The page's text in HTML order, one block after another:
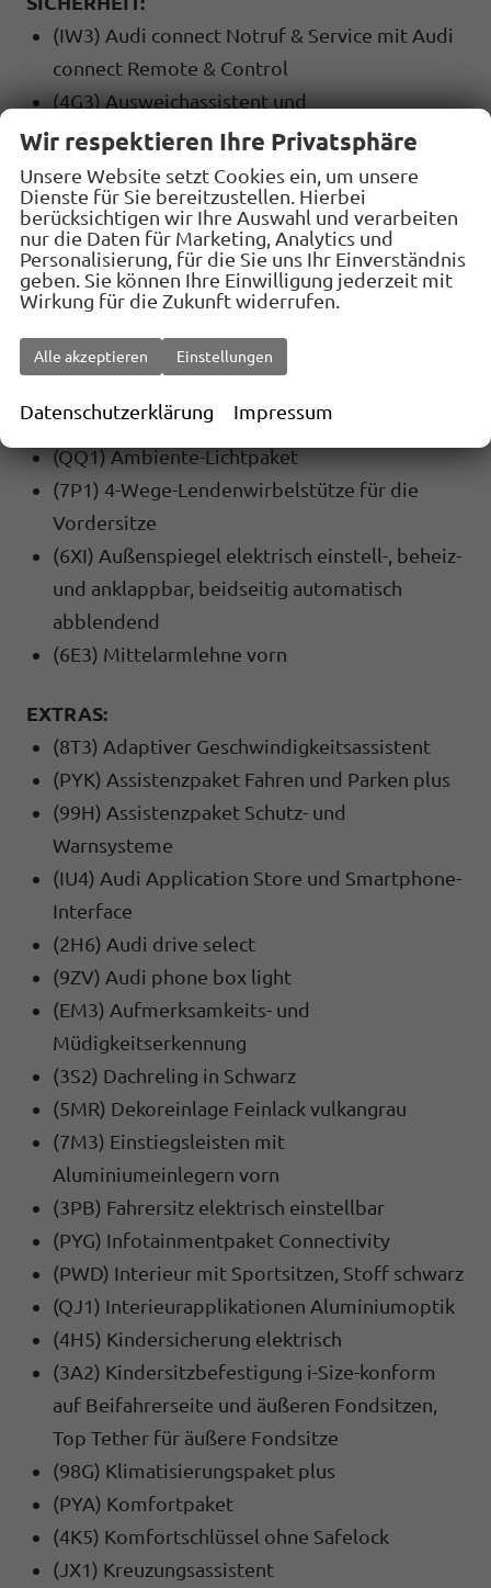
(IW3) Audi connect Notruf & Service mit Audi
connect Remote & Control
(4G3) Ausweichassistent und
Abbiegeassistent
(6Y2) Geschwindigkeitsbegrenzungsanlage
(4L6) Innenspiegel automatisch abblendend,
rahmenlos
(8N6) Licht-/Regensensor
(7L6) Start-Stop-System
(1X1) quattro
INNENAUSSTATTUNG UND KOMFORT:
(QQ1) Ambiente-Lichtpaket
(7P1) 4-Wege-Lendenwirbelstütze für die
Vordersitze
(6XI) Außenspiegel elektrisch einstell-, beheiz-
und anklappbar, beidseitig automatisch
abblendend
(6E3) Mittelarmlehne vorn
EXTRAS:
(8T3) Adaptiver Geschwindigkeitsassistent
(PYK) Assistenzpaket Fahren und Parken plus
(99H) Assistenzpaket Schutz- und
Warnsysteme
(IU4) Audi Application Store und Smartphone-
Interface
(2H6) Audi drive select
(9ZV) Audi phone box light
(EM3) Aufmerksamkeits- und
Müdigkeitserkennung
(3S2) Dachreling in Schwarz
(5MR) Dekoreinlage Feinlack vulkangrau
(7M3) Einstiegsleisten mit
Aluminiumeinlegern vorn
(3PB) Fahrersitz elektrisch einstellbar
(PYG) Infotainmentpaket Connectivity
(PWD) Interieur mit Sportsitzen, Stoff schwarz
(QJ1) Interieurapplikationen Aluminiumoptik
(4H5) Kindersicherung elektrisch
(3A2) Kindersitzbefestigung i-Size-konform
auf Beifahrerseite und äußeren Fondsitzen,
Top Tether für äußere Fondsitze
(98G) Klimatisierungspaket plus
(PYA) Komfortpaket
(4K5) Komfortschlüssel ohne Safelock
(JX1) Kreuzungsassistent
Wir respektieren Ihre Privatsphäre
Unsere Website setzt Cookies ein, um unsere
Dienste für Sie bereitzustellen. Hierbei
berücksichtigen wir Ihre Auswahl und verarbeiten
nur die Daten für Marketing, Analytics und
Personalisierung, für die Sie uns Ihr Einverständnis
geben. Sie können Ihre Einwilligung jederzeit mit
Wirkung für die Zukunft widerrufen.
Alle akzeptieren Einstellungen
Datenschutzerklärung Impressum